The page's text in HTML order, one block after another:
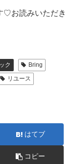
♡お読みいただき
ク
Bring
リユース
はてブ
コピー